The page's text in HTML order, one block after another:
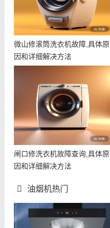
微山修滚筒洗衣机故障,具体原
因和详细解决方法
闸口修洗衣机故障查询,具体原
因和详细解决方法
油烟机热门